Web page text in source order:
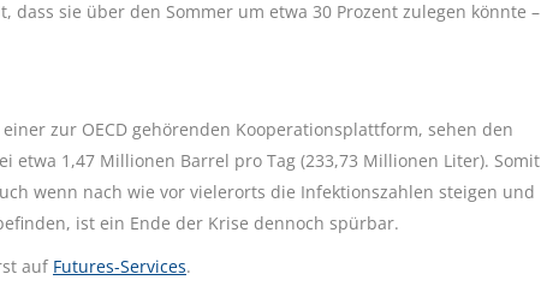
sie über den Sommer um etwa 30 Prozent zulegen könnte –
zur OECD gehörenden Kooperationsplattform, sehen den
1,47 Millionen Barrel pro Tag (233,73 Millionen Liter). Somit
wenn nach wie vor vielerorts die Infektionszahlen steigen und
ist ein Ende der Krise dennoch spürbar.
auf Futures-Services.